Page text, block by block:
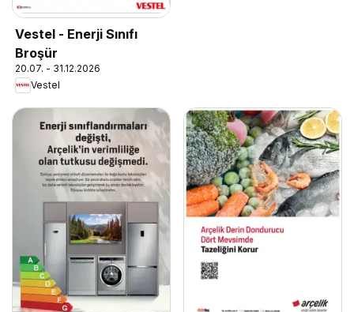
Vestel - Enerji Sınıfı
Broşür
20.07. - 31.12.2026
Vestel